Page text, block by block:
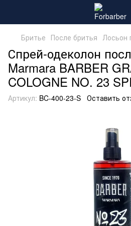
Бритье После бритья Лосьон
Спрей-одеколон
Marmara BARBER
COLOGNE NO. 23
Артикул: BC-400-23-S Оставить